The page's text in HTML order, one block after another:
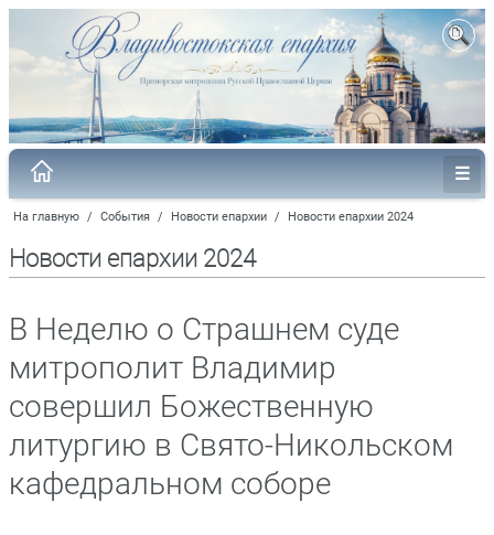
На главную / События / Новости епархии / Новости епархии 2024
Новости епархии 2024
В Неделю о Страшнем суде
митрополит Владимир
совершил Божественную
литургию в Свято-Никольском
кафедральном соборе